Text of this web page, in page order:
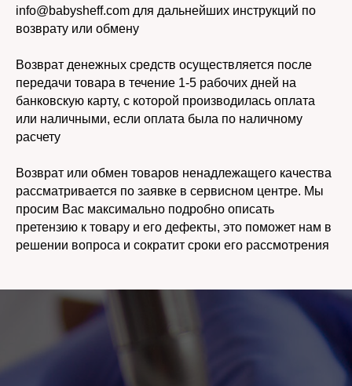
info@babysheff.com для дальнейших инструкций по
возврату или обмену
Возврат денежных средств осуществляется после
передачи товара в течение 1-5 рабочих дней на
банковскую карту, с которой производилась оплата
или наличными, если оплата была по наличному
расчету
Возврат или обмен товаров ненадлежащего качества
рассматривается по заявке в сервисном центре. Мы
просим Вас максимально подробно описать
претензию к товару и его дефекты, это поможет нам в
решении вопроса и сократит сроки его рассмотрения